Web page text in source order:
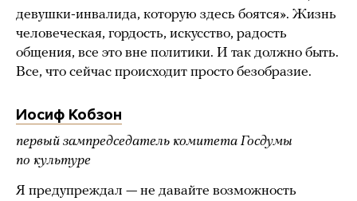
девушки-инвалида, которую здесь боятся». Жизнь
человеческая, гордость, искусство, радость
общения, все это вне политики. И так должно быть.
Все, что сейчас происходит просто безобразие.
Иосиф Кобзон
первый зампредседатель комитета Госдумы
по культуре
Я предупреждал — не давайте возможность